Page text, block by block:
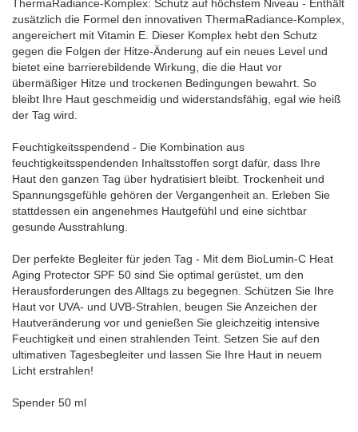
ThermaRadiance-Komplex: Schutz auf höchstem Niveau - Enthält
zusätzlich die Formel den innovativen ThermaRadiance-Komplex,
angereichert mit Vitamin E. Dieser Komplex hebt den Schutz
gegen die Folgen der Hitze-Änderung auf ein neues Level und
bietet eine barrierebildende Wirkung, die die Haut vor
übermäßiger Hitze und trockenen Bedingungen bewahrt. So
bleibt Ihre Haut geschmeidig und widerstandsfähig, egal wie heiß
der Tag wird.
Feuchtigkeitsspendend - Die Kombination aus
feuchtigkeitsspendenden Inhaltsstoffen sorgt dafür, dass Ihre
Haut den ganzen Tag über hydratisiert bleibt. Trockenheit und
Spannungsgefühle gehören der Vergangenheit an. Erleben Sie
stattdessen ein angenehmes Hautgefühl und eine sichtbar
gesunde Ausstrahlung.
Der perfekte Begleiter für jeden Tag - Mit dem BioLumin-C Heat
Aging Protector SPF 50 sind Sie optimal gerüstet, um den
Herausforderungen des Alltags zu begegnen. Schützen Sie Ihre
Haut vor UVA- und UVB-Strahlen, beugen Sie Anzeichen der
Hautveränderung vor und genießen Sie gleichzeitig intensive
Feuchtigkeit und einen strahlenden Teint. Setzen Sie auf den
ultimativen Tagesbegleiter und lassen Sie Ihre Haut in neuem
Licht erstrahlen!
Spender 50 ml